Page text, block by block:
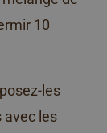
10
les
avec les